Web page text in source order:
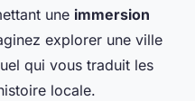
une immersion
explorer une ville
qui vous traduit les
locale.